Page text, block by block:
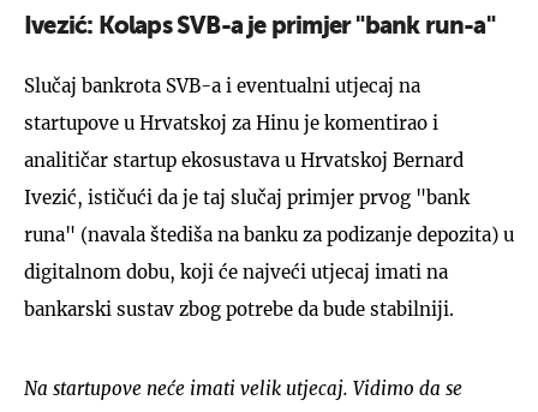
Ivezić: Kolaps SVB-a je primjer "bank run-a"
Slučaj bankrota SVB-a i eventualni utjecaj na
startupove u Hrvatskoj za Hinu je komentirao i
analitičar startup ekosustava u Hrvatskoj Bernard
Ivezić, ističući da je taj slučaj primjer prvog "bank
runa" (navala štediša na banku za podizanje depozita) u
digitalnom dobu, koji će najveći utjecaj imati na
bankarski sustav zbog potrebe da bude stabilniji.
Na startupove neće imati velik utjecaj. Vidimo da se